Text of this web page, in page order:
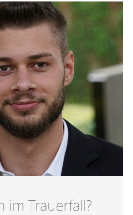
im Trauerfall?